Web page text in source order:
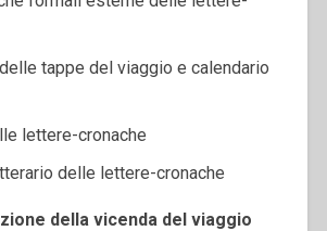
tappe del viaggio e calendario
lettere-cronache
delle lettere-cronache
della vicenda del viaggio